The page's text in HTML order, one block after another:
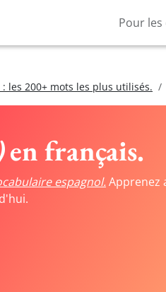
Pour
les 200+ mots les plus utilisés.
en français.
espagnol.Apprenez